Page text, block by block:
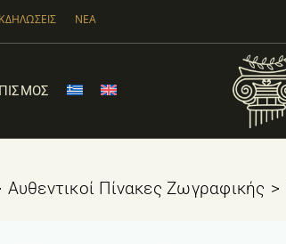
ΝΕΑ
Αυθεντικοί Πίνακες Ζωγραφικής